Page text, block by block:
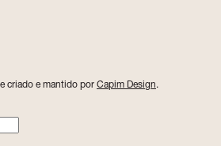
criado e mantido por Capim Design.